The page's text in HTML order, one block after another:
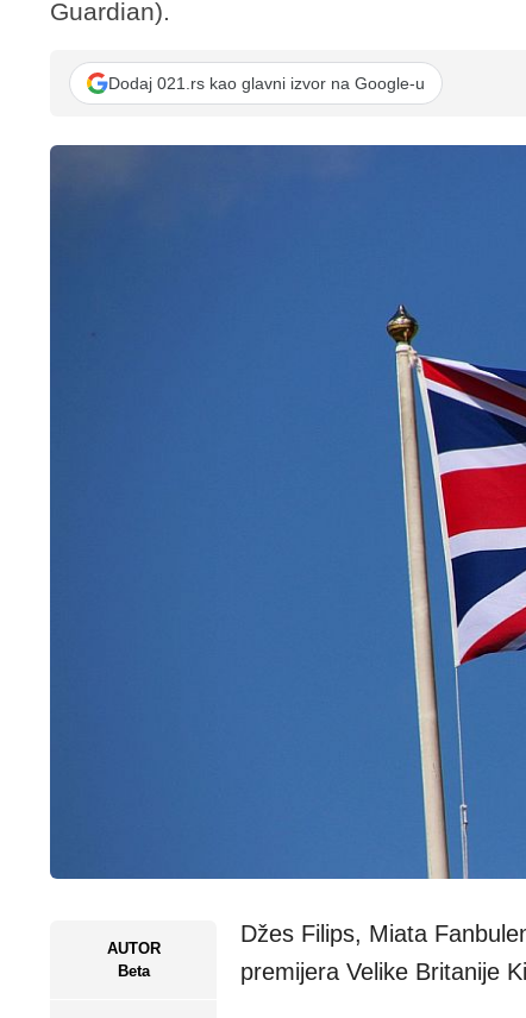
AUTOR
Beta
Guardian).
Dodaj 021.rs kao glavni izvor na Google-u
Džes Filips, Miata
premijera Velike Britanije